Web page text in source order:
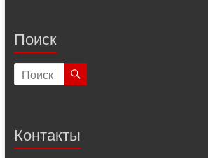
Поиск
Контакты